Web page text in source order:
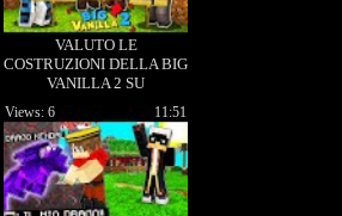
VALUTO LE
COSTRUZIONI DELLA BIG
VANILLA 2 SU
MINECRAFT!
11:51
Views: 6